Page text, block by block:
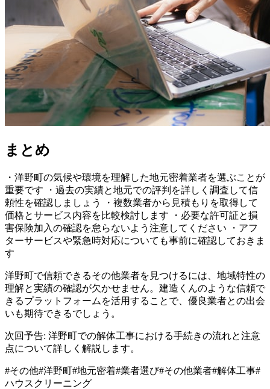
まとめ
・洋野町の気候や環境を理解した地元密着業者を選ぶことが
重要です ・過去の実績と地元での評判を詳しく調査して信
頼性を確認しましょう ・複数業者から見積もりを取得して
価格とサービス内容を比較検討します ・必要な許可証と損
害保険加入の確認を怠らないよう注意してください ・アフ
ターサービスや緊急時対応についても事前に確認しておきま
す
洋野町で信頼できるその他業者を見つけるには、地域特性の
理解と実績の確認が欠かせません。建造くんのような信頼で
きるプラットフォームを活用することで、優良業者との出会
いも期待できるでしょう。
次回予告: 洋野町での解体工事における手続きの流れと注意
点について詳しく解説します。
#その他#洋野町#地元密着#業者選び#その他業者#解体工事#
ハウスクリーニング